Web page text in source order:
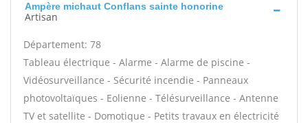
Ampère michaut Conflans sainte honorine
Artisan
Département: 78
Tableau électrique - Alarme - Alarme de piscine -
Vidéosurveillance - Sécurité incendie - Panneaux
photovoltaïques - Eolienne - Télésurveillance - Antenne
TV et satellite - Domotique - Petits travaux en électricité